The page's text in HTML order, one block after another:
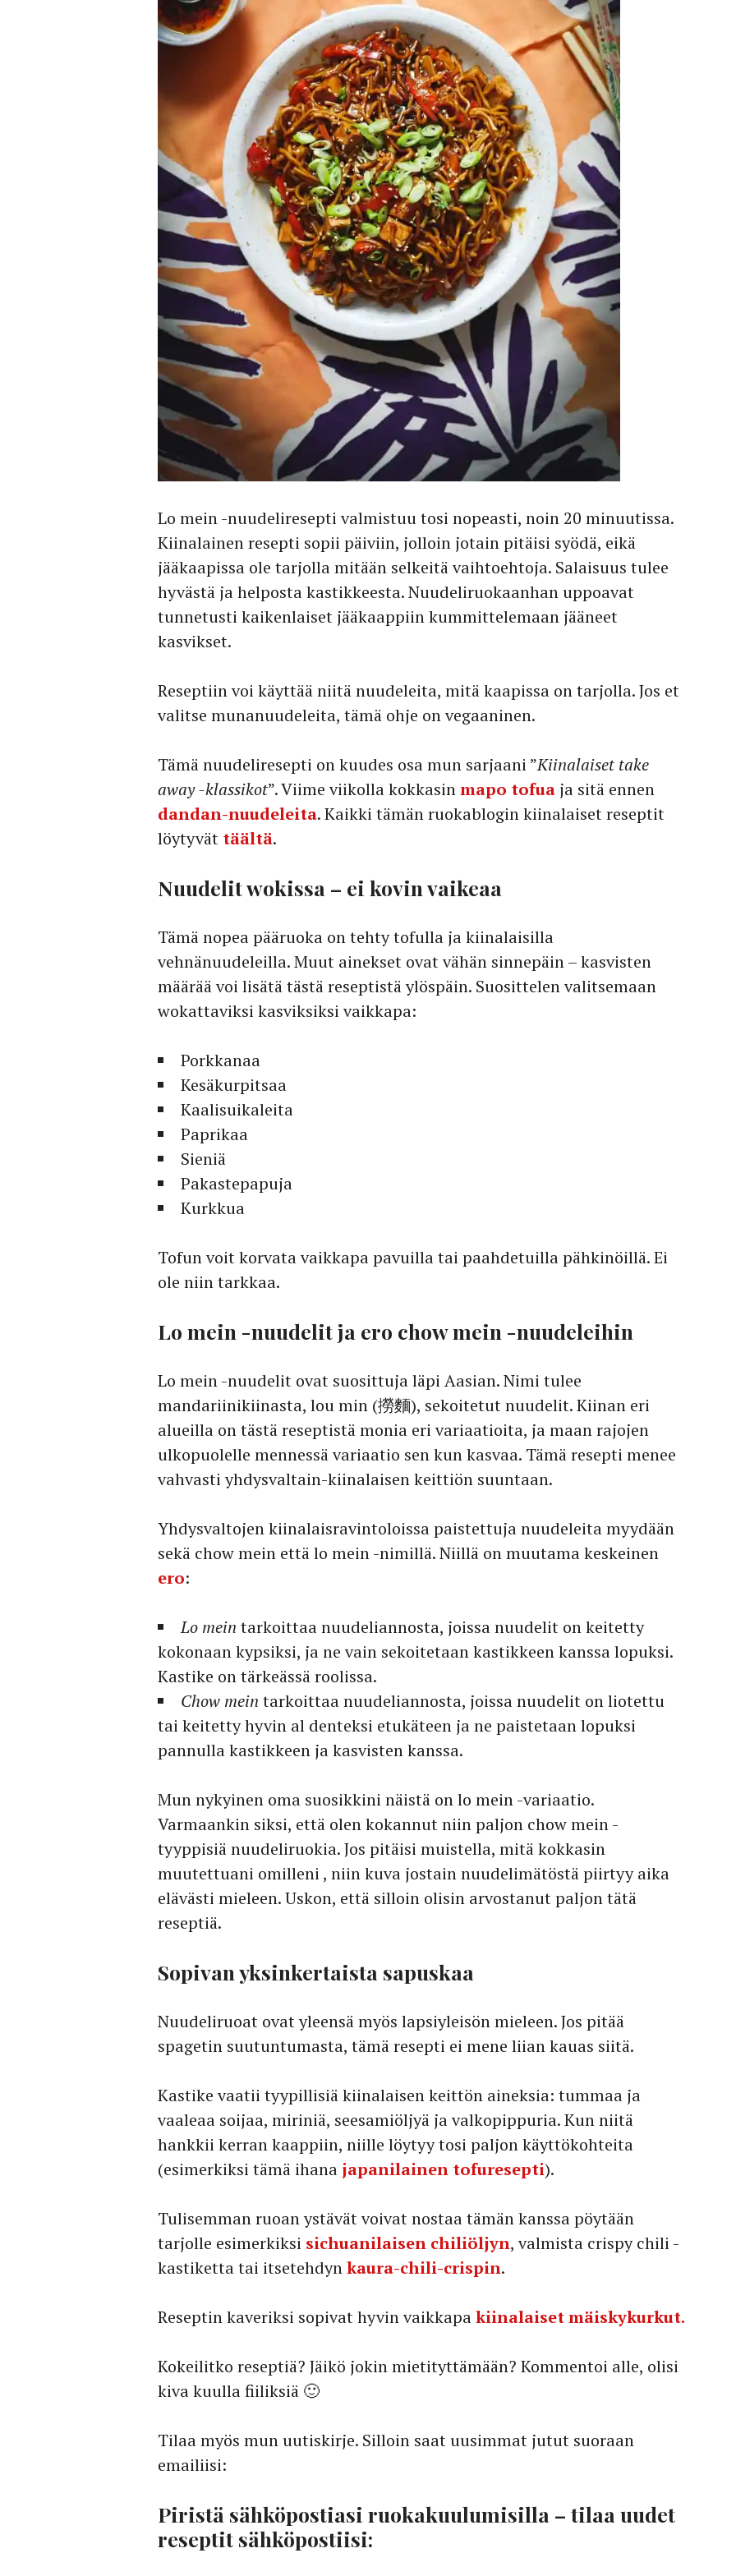
Lo mein -nuudeliresepti valmistuu tosi nopeasti, noin 20 minuutissa.
Kiinalainen resepti sopii päiviin, jolloin jotain pitäisi syödä, eikä
jääkaapissa ole tarjolla mitään selkeitä vaihtoehtoja. Salaisuus tulee
hyvästä ja helposta kastikkeesta. Nuudeliruokaanhan uppoavat
tunnetusti kaikenlaiset jääkaappiin kummittelemaan jääneet
kasvikset.
Reseptiin voi käyttää niitä nuudeleita, mitä kaapissa on tarjolla. Jos et
valitse munanuudeleita, tämä ohje on vegaaninen.
Tämä nuudeliresepti on kuudes osa mun sarjaani ”Kiinalaiset take
away -klassikot”. Viime viikolla kokkasinmapo tofua ja sitä ennen
dandan-nuudeleita. Kaikki tämän ruokablogin kiinalaiset reseptit
löytyvät täältä.
Nuudelit wokissa – ei kovin vaikeaa
Tämä nopea pääruoka on tehty tofulla ja kiinalaisilla
vehnänuudeleilla. Muut ainekset ovat vähän sinnepäin – kasvisten
määrää voi lisätä tästä reseptistä ylöspäin. Suosittelen valitsemaan
wokattaviksi kasviksiksi vaikkapa:
Porkkanaa
Kesäkurpitsaa
Kaalisuikaleita
Paprikaa
Sieniä
Pakastepapuja
Kurkkua
Tofun voit korvata vaikkapa pavuilla tai paahdetuilla pähkinöillä. Ei
ole niin tarkkaa.
Lo mein -nuudelit ja ero chow mein -nuudeleihin
Lo mein -nuudelit ovat suosittuja läpi Aasian. Nimi tulee
mandariinikiinasta, lou min (撈麵), sekoitetut nuudelit. Kiinan eri
alueilla on tästä reseptistä monia eri variaatioita, ja maan rajojen
ulkopuolelle mennessä variaatio sen kun kasvaa. Tämä resepti menee
vahvasti yhdysvaltain-kiinalaisen keittiön suuntaan.
Yhdysvaltojen kiinalaisravintoloissa paistettuja nuudeleita myydään
sekä chow mein että lo mein -nimillä. Niillä on muutama keskeinen
ero:
Lo mein tarkoittaa nuudeliannosta, joissa nuudelit on keitetty
kokonaan kypsiksi, ja ne vain sekoitetaan kastikkeen kanssa lopuksi.
Kastike on tärkeässä roolissa.
Chow mein tarkoittaa nuudeliannosta, joissa nuudelit on liotettu
tai keitetty hyvin al denteksi etukäteen ja ne paistetaan lopuksi
pannulla kastikkeen ja kasvisten kanssa.
Mun nykyinen oma suosikkini näistä on lo mein -variaatio.
Varmaankin siksi, että olen kokannut niin paljon chow mein -
tyyppisiä nuudeliruokia. Jos pitäisi muistella, mitä kokkasin
muutettuani omilleni , niin kuva jostain nuudelimätöstä piirtyy aika
elävästi mieleen. Uskon, että silloin olisin arvostanut paljon tätä
reseptiä.
Sopivan yksinkertaista sapuskaa
Nuudeliruoat ovat yleensä myös lapsiyleisön mieleen. Jos pitää
spagetin suutuntumasta, tämä resepti ei mene liian kauas siitä.
Kastike vaatii tyypillisiä kiinalaisen keittön aineksia: tummaa ja
vaaleaa soijaa, miriniä, seesamiöljyä ja valkopippuria. Kun niitä
hankkii kerran kaappiin, niille löytyy tosi paljon käyttökohteita
(esimerkiksi tämä ihana japanilainen tofuresepti).
Tulisemman ruoan ystävät voivat nostaa tämän kanssa pöytään
tarjolle esimerkiksi sichuanilaisen chiliöljyn, valmista crispy chili -
kastiketta tai itsetehdynkaura-chili-crispin.
Reseptin kaveriksi sopivat hyvin vaikkapakiinalaiset mäiskykurkut.
Kokeilitko reseptiä? Jäikö jokin mietityttämään? Kommentoi alle, olisi
kiva kuulla fiiliksiä 🙂
Tilaa myös mun uutiskirje. Silloin saat uusimmat jutut suoraan
emailiisi:
Piristä sähköpostiasi ruokakuulumisilla – tilaa uudet
reseptit sähköpostiisi: